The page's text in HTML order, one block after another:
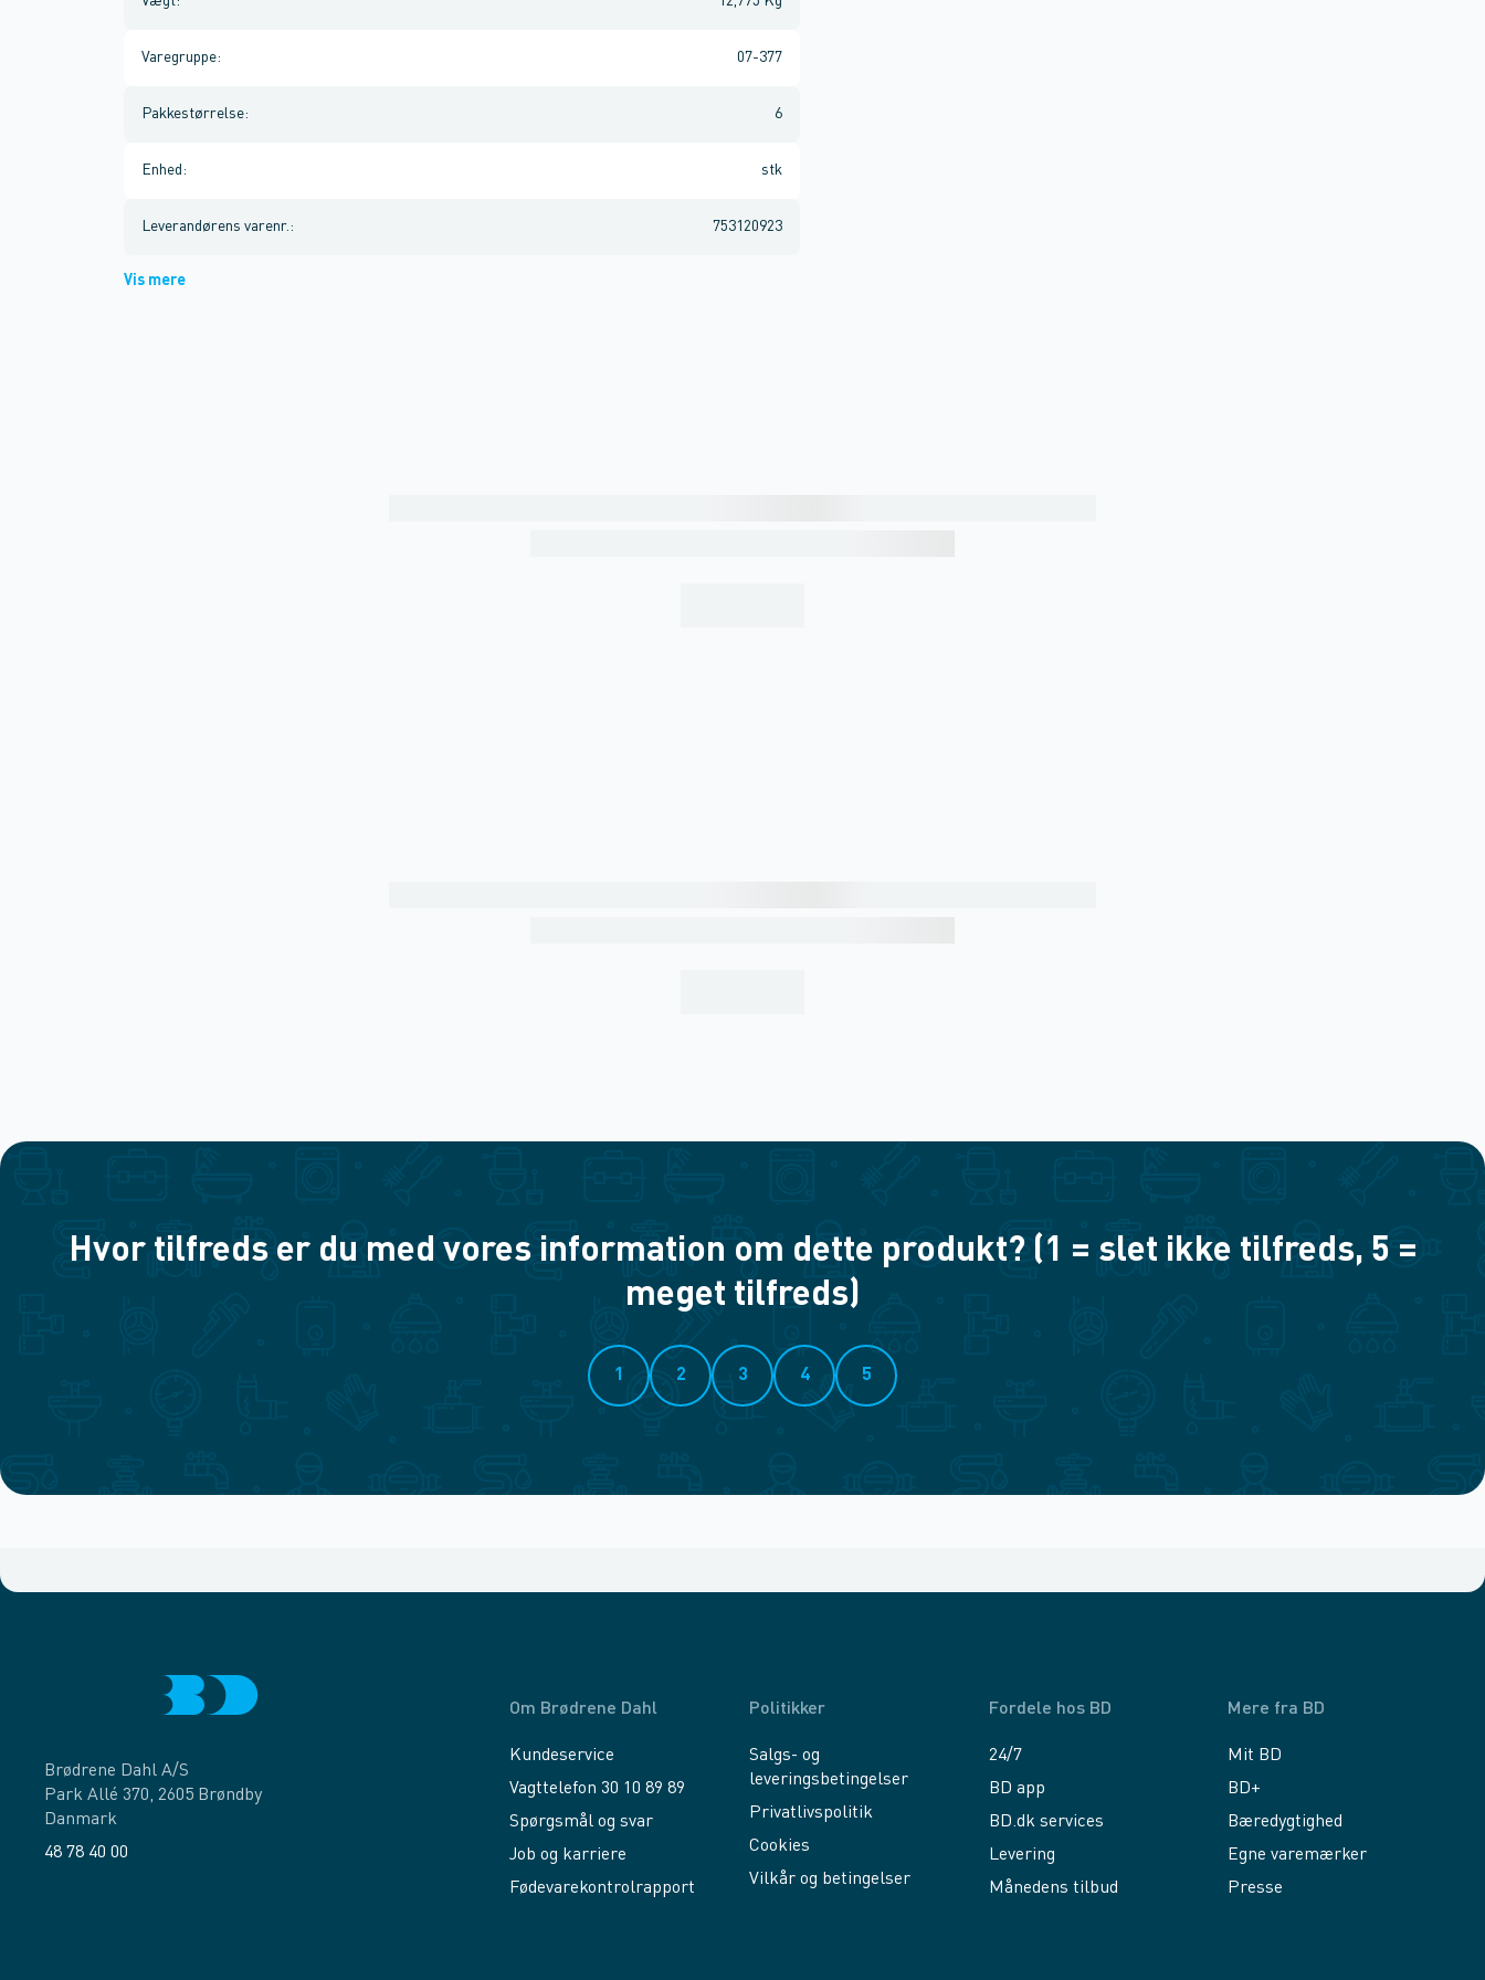
Varegruppe: 07-377
Pakkestørrelse: 6
Enhed : stk
Leverandørens varenr. : 753120923
Vis mere
Hvor tilfreds er du med vores information om dette produkt? (1 = slet ikke tilfreds, 5 =
meget tilfreds)
1 2 3 4 5
Brødrene Dahl A/S
Park Allé 370, 2605 Brøndby
Danmark
48 78 40 00
Om Brødrene Dahl
Kundeservice
Vagttelefon 30 10 89 89
Spørgsmål og svar
Job og karriere
Fødevarekontrolrapport
Politikker
Salgs- og
leveringsbetingelser
Privatlivspolitik
Cookies
Vilkår og betingelser
Fordele hos BD
24/7
BD app
BD.dk services
Levering
Månedens tilbud
Mere fra BD
Mit BD
BD+
Bæredygtighed
Egne varemærker
Presse